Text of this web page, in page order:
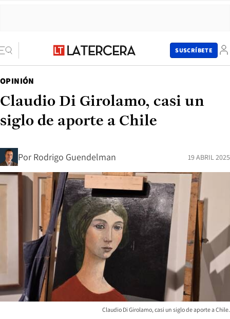
SUSCRÍBETE
OPINIÓN
Claudio Di Girolamo, casi un
siglo de aporte a Chile
Por Rodrigo Guendelman 19 ABRIL 2025
Claudio Di Girolamo, casi un siglo de aporte a Chile.